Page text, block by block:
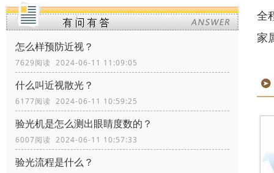
怎么样预防近视？
7629阅读 2024-06-11 11:09:05
什么叫近视散光？
6177阅读 2024-06-11 10:59:25
验光机是怎么测出眼睛度数的？
6007阅读 2024-06-11 10:57:33
验光流程是什么？
全
家